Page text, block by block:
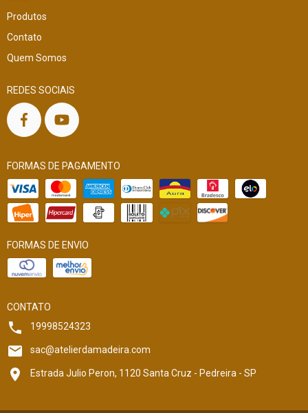
Produtos
Contato
Quem Somos
REDES SOCIAIS
FORMAS DE PAGAMENTO
FORMAS DE ENVIO
CONTATO
19998524323
sac@atelierdamadeira.com
Estrada Julio Peron, 1120 Santa Cruz - Pedreira - SP